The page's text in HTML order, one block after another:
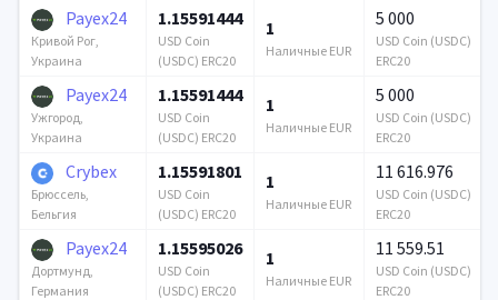
Payex24
Кривой Рог,
Украина
1.15591444
USD Coin
(USDC) ERC20
1
Наличные EUR
5 000
USD Coin (USDC)
ERC20
Payex24
Ужгород,
Украина
1.15591444
USD Coin
(USDC) ERC20
1
Наличные EUR
5 000
USD Coin (USDC)
ERC20
Crybex
Брюссель,
Бельгия
1.15591801
USD Coin
(USDC) ERC20
1
Наличные EUR
11 616.976
USD Coin (USDC)
ERC20
Payex24
Дортмунд,
Германия
1.15595026
USD Coin
(USDC) ERC20
1
Наличные EUR
11 559.51
USD Coin (USDC)
ERC20